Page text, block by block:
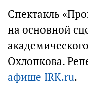
Спектакль
на основной
Охлопкова.
афише IRK.ru.